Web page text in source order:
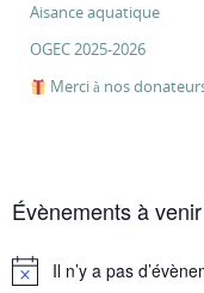
Aisance aquatique
OGEC 2025-2026
Merci à nos
Évènements à venir
NoticeIl n’y a pas